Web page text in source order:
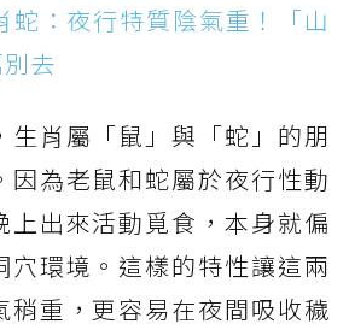
蛇：夜行特質陰氣重！「山
去
生肖屬「鼠」與「蛇」的朋
因為老鼠和蛇屬於夜行性動
上出來活動覓食，本身就偏
穴環境。這樣的特性讓這兩
稍重，更容易在夜間吸收穢